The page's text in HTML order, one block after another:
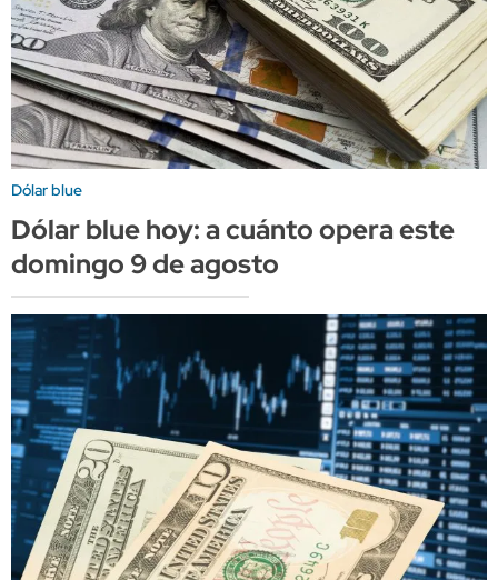
Dólar blue
Dólar blue hoy: a cuánto opera este
domingo 9 de agosto